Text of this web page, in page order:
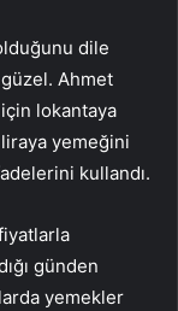
dile
Ahmet
için lokantaya
yemeğini
kullandı.
günden
yemekler